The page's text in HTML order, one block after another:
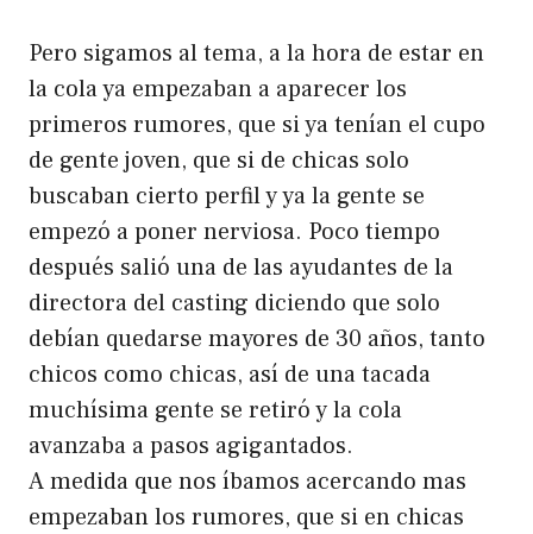
Pero sigamos al tema, a la hora de estar en
la cola ya empezaban a aparecer los
primeros rumores, que si ya tenían el cupo
de gente joven, que si de chicas solo
buscaban cierto perfil y ya la gente se
empezó a poner nerviosa. Poco tiempo
después salió una de las ayudantes de la
directora del casting diciendo que solo
debían quedarse mayores de 30 años, tanto
chicos como chicas, así de una tacada
muchísima gente se retiró y la cola
avanzaba a pasos agigantados.
A medida que nos íbamos acercando mas
empezaban los rumores, que si en chicas